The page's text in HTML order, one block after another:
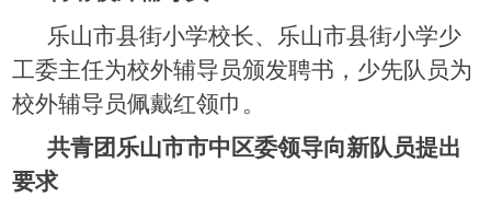
乐山市县街小学校长、乐山市县街小学少
工委主任为校外辅导员颁发聘书，少先队员为
校外辅导员佩戴红领巾。
共青团乐山市市中区委领导向新队员提出
要求